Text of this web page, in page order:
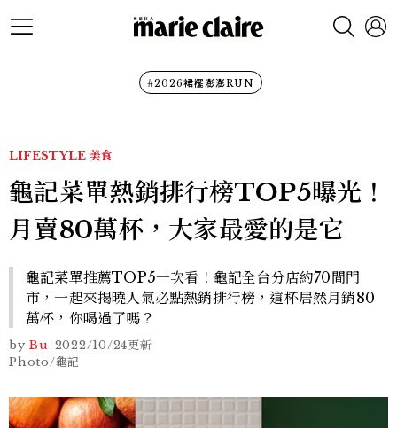
#2026裙襬澎澎RUN
LIFESTYLE 美食
龜記菜單熱銷排行榜TOP5曝光！
月賣80萬杯，大家最愛的是它
龜記菜單推薦TOP5一次看！龜記全台分店約70間門
市，一起來揭曉人氣必點熱銷排行榜，這杯居然月銷80
萬杯，你喝過了嗎？
by Bu-2022/10/24更新
Photo/龜記